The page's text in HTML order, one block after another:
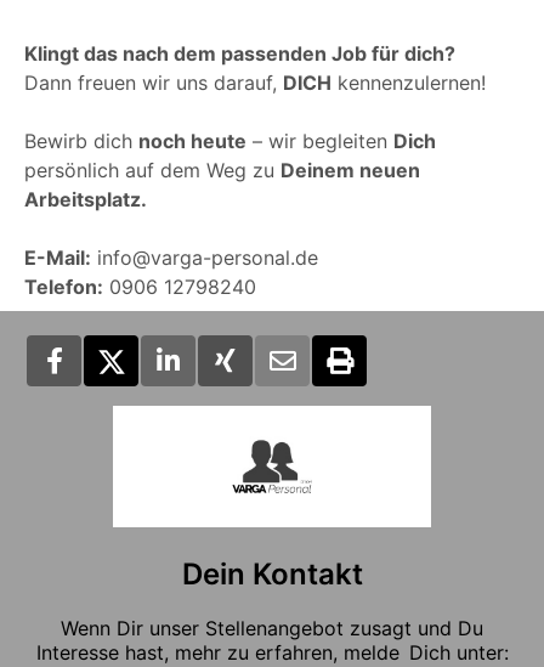
Klingt das nach dem passenden Job für dich?
Dann freuen wir uns darauf, DICH kennenzulernen!
Bewirb dich noch heute – wir begleiten Dich
persönlich auf dem Weg zu Deinem neuen
Arbeitsplatz.
E-Mail: info@varga-personal.de
Telefon: 0906 12798240
Dein Kontakt
Wenn Dir unser Stellenangebot zusagt und Du
Interesse hast, mehr zu erfahren, melde Dich unter: